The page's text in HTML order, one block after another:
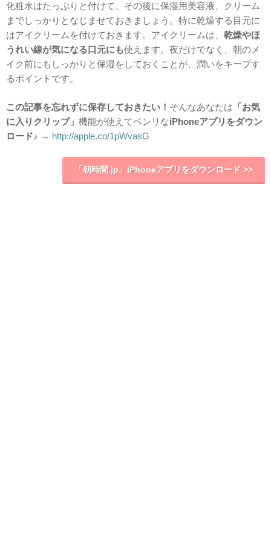
化粧水はたっぷりと付けて、その後に保湿用美容液、クリーム
までしっかりとなじませておきましょう。特に乾燥する目元に
はアイクリームを付けておきます。アイクリームは、 乾燥やほ
うれい線が気になる口元にも使えます。夜だけでなく、朝のメ
イク前にもしっかりと保湿をしておくことが、潤いをキープす
るポイントです。
この記事を忘れずに保存しておきたい！ そんなあなたは 「お気
に入りクリップ」 機能が使えてベンリなiPhoneアプリをダウン
ロード♪ → http://apple.co/1pWvasG
「朝時間.jp」iPhoneアプリをダウンロード >>